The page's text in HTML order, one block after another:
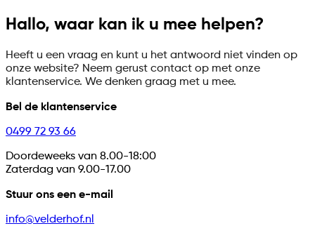
Hallo, waar kan ik u mee helpen?
Heeft u een vraag en kunt u het antwoord niet vinden op
onze website? Neem gerust contact op met onze
klantenservice. We denken graag met u mee.
Bel de klantenservice
0499 72 93 66
Doordeweeks van 8.00-18:00
Zaterdag van 9.00-17.00
Stuur ons een e-mail
info@velderhof.nl